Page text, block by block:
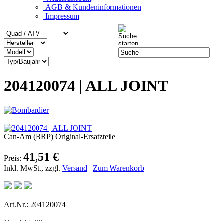
AGB & Kundeninformationen
Impressum
204120074 | ALL JOINT
Can-Am (BRP) Original-Ersatzteile
Preis: 41,51 €
Inkl. MwSt., zzgl. Versand | Zum Warenkorb
Art.Nr.: 204120074